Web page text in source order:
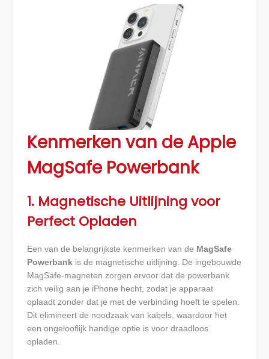
Kenmerken van de Apple
MagSafe Powerbank
1. Magnetische Uitlijning voor
Perfect Opladen
Een van de belangrijkste kenmerken van de MagSafe
Powerbank is de magnetische uitlijning. De ingebouwde
MagSafe-magneten zorgen ervoor dat de powerbank
zich veilig aan je iPhone hecht, zodat je apparaat
oplaadt zonder dat je met de verbinding hoeft te spelen.
Dit elimineert de noodzaak van kabels, waardoor het
een ongelooflijk handige optie is voor draadloos
opladen.